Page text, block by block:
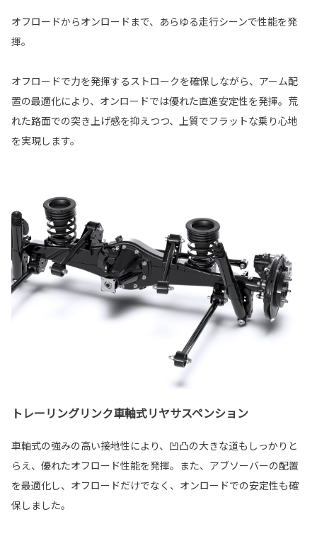
オフロードからオンロードまで、あらゆる走行シーンで性能を発
揮。
オフロードで力を発揮するストロークを確保しながら、アーム配
置の最適化により、オンロードでは優れた直進安定性を発揮。荒
れた路面での突き上げ感を抑えつつ、上質でフラットな乗り心地
を実現します。
トレーリングリンク車軸式リヤサスペンション
車軸式の強みの高い接地性により、凹凸の大きな道もしっかりと
らえ、優れたオフロード性能を発揮。また、アブソーバーの配置
を最適化し、オフロードだけでなく、オンロードでの安定性も確
保しました。